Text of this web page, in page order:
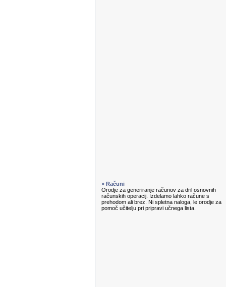
» Računi
Orodje za generiranje računov za dril osnovnih
računskih operacij. Izdelamo lahko račune s
prehodom ali brez. Ni spletna naloga, le orodje za
pomoč učitelju pri pripravi učnega lista.